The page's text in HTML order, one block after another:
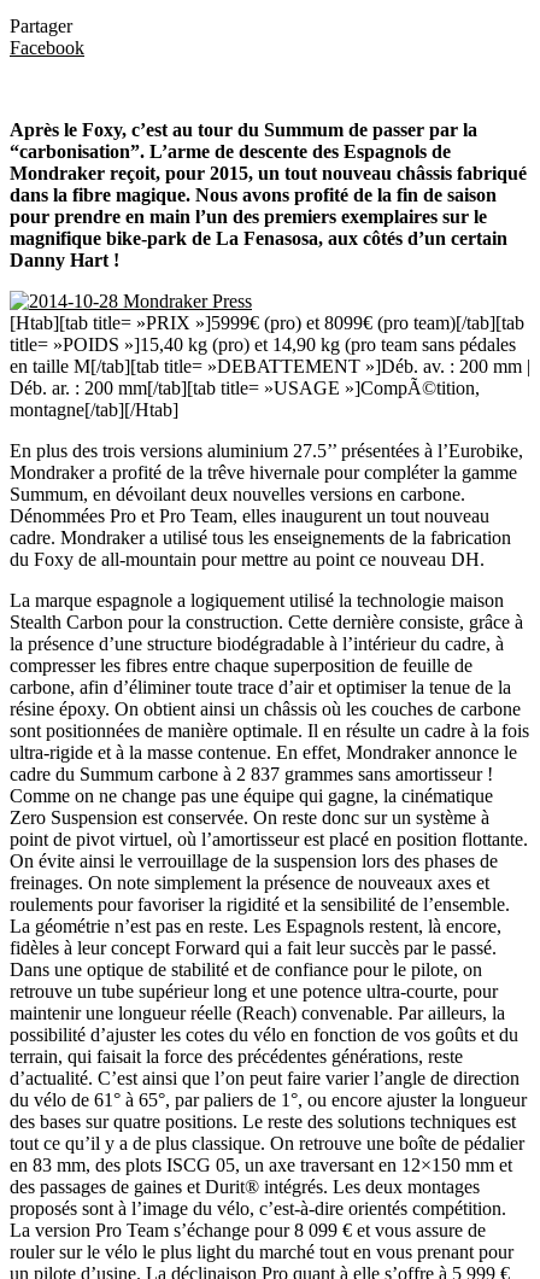
Partager
Facebook
Après le Foxy, c’est au tour du Summum de passer par la
“carbonisation”. L’arme de descente des Espagnols de
Mondraker reçoit, pour 2015, un tout nouveau châssis fabriqué
dans la fibre magique. Nous avons profité de la fin de saison
pour prendre en main l’un des premiers exemplaires sur le
magnifique bike-park de La Fenasosa, aux côtés d’un certain
Danny Hart !
[Htab][tab title= »PRIX »]5999€ (pro) et 8099€ (pro team)[/tab][tab
title= »POIDS »]15,40 kg (pro) et 14,90 kg (pro team sans pédales
en taille M[/tab][tab title= »DEBATTEMENT »]Déb. av. : 200 mm |
Déb. ar. : 200 mm[/tab][tab title= »USAGE »]CompÃ©tition,
montagne[/tab][/Htab]
En plus des trois versions aluminium 27.5’’ présentées à l’Eurobike,
Mondraker a profité de la trêve hivernale pour compléter la gamme
Summum, en dévoilant deux nouvelles versions en carbone.
Dénommées Pro et Pro Team, elles inaugurent un tout nouveau
cadre. Mondraker a utilisé tous les enseignements de la fabrication
du Foxy de all-mountain pour mettre au point ce nouveau DH.
La marque espagnole a logiquement utilisé la technologie maison
Stealth Carbon pour la construction. Cette dernière consiste, grâce à
la présence d’une structure biodégradable à l’intérieur du cadre, à
compresser les fibres entre chaque superposition de feuille de
carbone, afin d’éliminer toute trace d’air et optimiser la tenue de la
résine époxy. On obtient ainsi un châssis où les couches de carbone
sont positionnées de manière optimale. Il en résulte un cadre à la fois
ultra-rigide et à la masse contenue. En effet, Mondraker annonce le
cadre du Summum carbone à 2 837 grammes sans amortisseur !
Comme on ne change pas une équipe qui gagne, la cinématique
Zero Suspension est conservée. On reste donc sur un système à
point de pivot virtuel, où l’amortisseur est placé en position flottante.
On évite ainsi le verrouillage de la suspension lors des phases de
freinages. On note simplement la présence de nouveaux axes et
roulements pour favoriser la rigidité et la sensibilité de l’ensemble.
La géométrie n’est pas en reste. Les Espagnols restent, là encore,
fidèles à leur concept Forward qui a fait leur succès par le passé.
Dans une optique de stabilité et de confiance pour le pilote, on
retrouve un tube supérieur long et une potence ultra-courte, pour
maintenir une longueur réelle (Reach) convenable. Par ailleurs, la
possibilité d’ajuster les cotes du vélo en fonction de vos goûts et du
terrain, qui faisait la force des précédentes générations, reste
d’actualité. C’est ainsi que l’on peut faire varier l’angle de direction
du vélo de 61° à 65°, par paliers de 1°, ou encore ajuster la longueur
des bases sur quatre positions. Le reste des solutions techniques est
tout ce qu’il y a de plus classique. On retrouve une boîte de pédalier
en 83 mm, des plots ISCG 05, un axe traversant en 12×150 mm et
des passages de gaines et Durit® intégrés. Les deux montages
proposés sont à l’image du vélo, c’est-à-dire orientés compétition.
La version Pro Team s’échange pour 8 099 € et vous assure de
rouler sur le vélo le plus light du marché tout en vous prenant pour
un pilote d’usine. La déclinaison Pro quant à elle s’offre à 5 999 €